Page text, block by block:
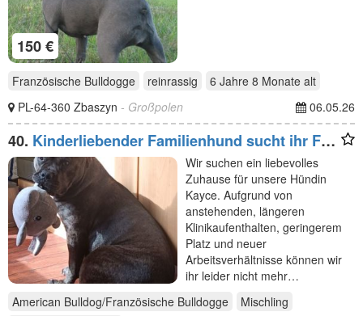
150 €
Französische Bulldogge reinrassig 6 Jahre 8 Monate alt
PL-64-360 Zbaszyn - Großpolen 06.05.26
40. Kinderliebender Familienhund sucht ihr Für-
immer-Zuhause
Wir suchen ein liebevolles
Zuhause für unsere Hündin
Kayce. Aufgrund von
anstehenden, längeren
Klinikaufenthalten, geringerem
Platz und neuer
Arbeitsverhältnisse können wir
ihr leider nicht mehr…
American Bulldog/Französische Bulldogge
Mischling